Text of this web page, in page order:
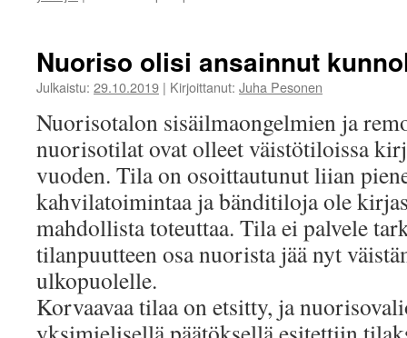
koronatilanteessa
Nuoriso olisi ansainnut
Julkaistu: 29.10.2019 | Kirjoittanut: Juha Pesonen
Nuorisotalon sisäilmaongelmien ja
nuorisotilat ovat olleet väistötiloissa
vuoden. Tila on osoittautunut liian
kahvilatoimintaa ja bänditiloja ole
mahdollista toteuttaa. Tila ei palvele
tilanpuutteen osa nuorista jää nyt
ulkopuolelle.
Korvaavaa tilaa on etsitty, ja